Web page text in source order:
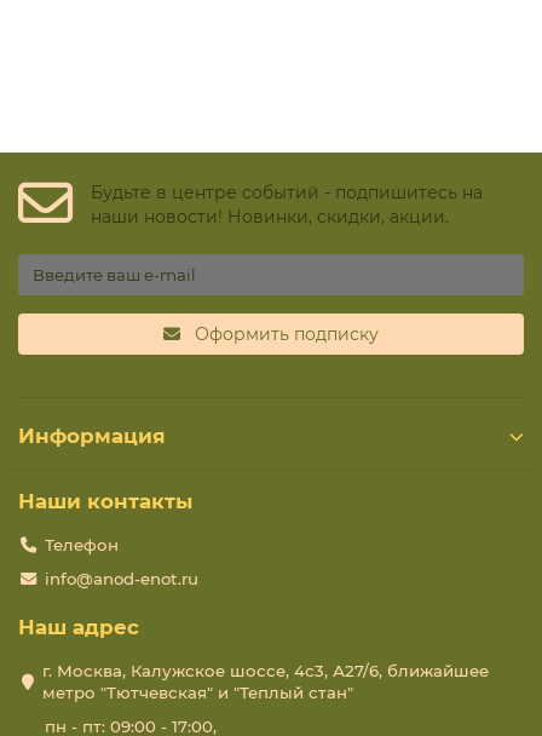
Будьте в центре событий - подпишитесь на
наши новости! Новинки, скидки, акции.
Оформить подписку
Информация
Наши контакты
Телефон
info@anod-enot.ru
Наш адрес
г. Москва, Калужское шоссе, 4с3, А27/6, ближайшее
метро "Тютчевская" и "Теплый стан"
пн - пт: 09:00 - 17:00,